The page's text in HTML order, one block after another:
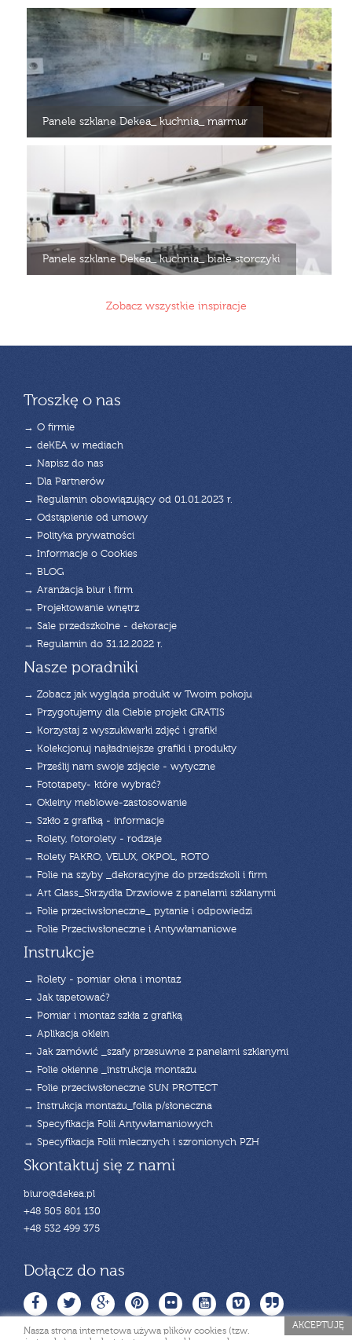
Panele szklane Dekea_ kuchnia_ marmur
Panele szklane Dekea_ kuchnia_ białe storczyki
Zobacz wszystkie inspiracje
Troszkę o nas
→ O firmie
→ deKEA w mediach
→ Napisz do nas
→ Dla Partnerów
→ Regulamin obowiązujący od 01.01.2023 r.
→ Odstąpienie od umowy
→ Polityka prywatności
→ Informacje o Cookies
→ BLOG
→ Aranżacja biur i firm
→ Projektowanie wnętrz
→ Sale przedszkolne - dekoracje
→ Regulamin do 31.12.2022 r.
Nasze poradniki
→ Zobacz jak wygląda produkt w Twoim pokoju
→ Przygotujemy dla Ciebie projekt GRATIS
→ Korzystaj z wyszukiwarki zdjęć i grafik!
→ Kolekcjonuj najładniejsze grafiki i produkty
→ Prześlij nam swoje zdjęcie - wytyczne
→ Fototapety- które wybrać?
→ Okleiny meblowe-zastosowanie
→ Szkło z grafiką - informacje
→ Rolety, fotorolety - rodzaje
→ Rolety FAKRO, VELUX, OKPOL, ROTO
→ Folie na szyby _dekoracyjne do przedszkoli i firm
→ Art Glass_Skrzydła Drzwiowe z panelami szklanymi
→ Folie przeciwsłoneczne_ pytanie i odpowiedzi
→ Folie Przeciwsłoneczne i Antywłamaniowe
Instrukcje
→ Rolety - pomiar okna i montaż
→ Jak tapetować?
→ Pomiar i montaż szkła z grafiką
→ Aplikacja oklein
→ Jak zamówić _szafy przesuwne z panelami szklanymi
→ Folie okienne _instrukcja montażu
→ Folie przeciwsłoneczne SUN PROTECT
→ Instrukcja montażu_folia p/słoneczna
→ Specyfikacja Folii Antywłamaniowych
→ Specyfikacja Folii mlecznych i szronionych PZH
Skontaktuj się z nami
biuro@dekea.pl
+48 505 801 130
+48 532 499 375
Dołącz do nas
Nasza strona internetowa używa plików cookies (tzw.
AKCEPTUJĘ